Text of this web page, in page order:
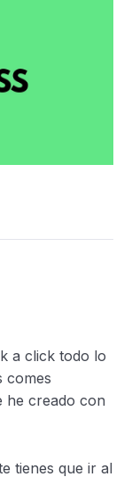
a click todo lo
comes
he creado con
tienes que ir al